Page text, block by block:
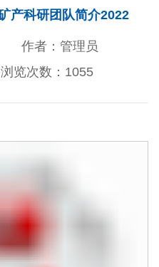
产科研团队简介2022
作者：管理员
浏览次数： 1055